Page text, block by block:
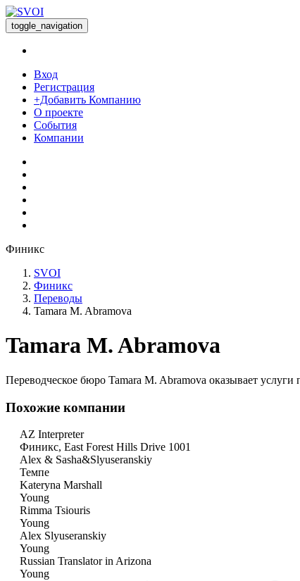
toggle_navigation
Вход
Регистрация
+Добавить Компанию
О проекте
События
Компании
Финикс
SVOI
Финикс
Переводы
Tamara M. Abramova
Tamara M. Abramova
Переводческое бюро Tamara M. Abramova оказывает
Похожие компании
AZ Interpreter
Финикс, East Forest Hills Drive 1001
Alex & Sasha&Slyuseranskiy
Темпе
Kateryna Marshall
Young
Rimma Tsiouris
Young
Alex Slyuseranskiy
Young
Russian Translator in Arizona
Young